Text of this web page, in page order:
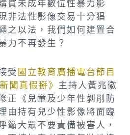
買未成年數位性暴力影
非法性影像交易十分猖
之以法，我們如何建置合
力不再發生？
受 國立教育廣播電台節目
聞真假掰》 主持人黃兆徽
正《兒童及少年性剝削防
由持有兒少性影像將面臨
籲大眾不要責備被害人，